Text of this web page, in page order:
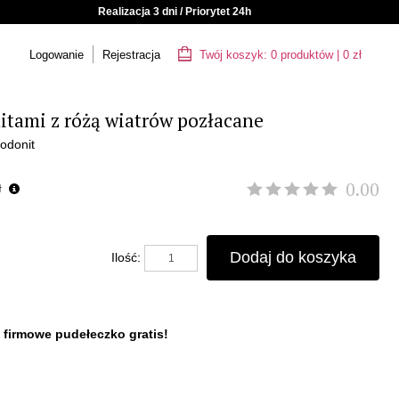
Realizacja 3 dni / Priorytet 24h
Logowanie Rejestracja Twój koszyk: 0 produktów| 0 zł
z różą wiatrów pozłacane
0.00
Ilość: Dodaj do koszyka
pudełeczko gratis!